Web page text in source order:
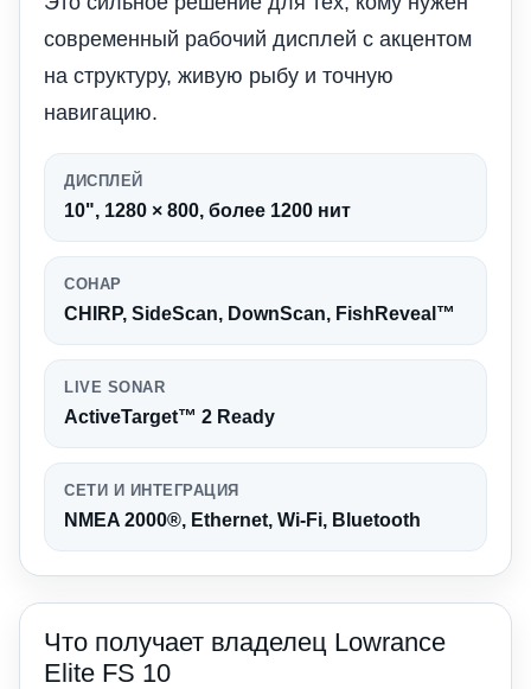
современный рабочий дисплей с акцентом
на структуру, живую рыбу и точную
навигацию.
ДИСПЛЕЙ
10", 1280 × 800, более 1200 нит
СОНАР
CHIRP, SideScan, DownScan, FishReveal™
LIVE SONAR
ActiveTarget™ 2 Ready
СЕТИ И ИНТЕГРАЦИЯ
NMEA 2000®, Ethernet, Wi-Fi, Bluetooth
Что получает владелец Lowrance
Elite FS 10